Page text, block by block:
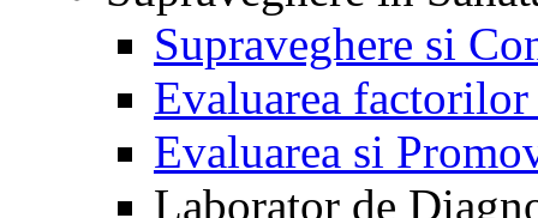
Supraveghere si
Evaluarea
Evaluarea si
Laborator de